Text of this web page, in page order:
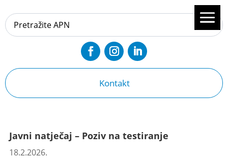
Kontakt
Javni natječaj – Poziv na testiranje
18.2.2026.